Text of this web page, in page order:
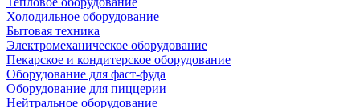
Холодильное оборудование
Бытовая техника
Электромеханическое оборудование
Пекарское и кондитерское оборудование
Оборудование для фаст-фуда
Оборудование для пиццерии
Нейтральное оборудование